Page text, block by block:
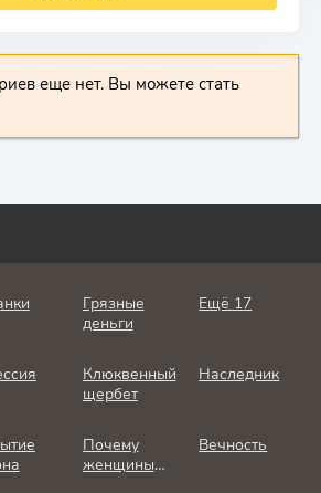
еще нет. Вы можете стать
Грязные
деньги
Ещё 17
Клюквенный
щербет
Наследник
Почему
женщины
Вечность